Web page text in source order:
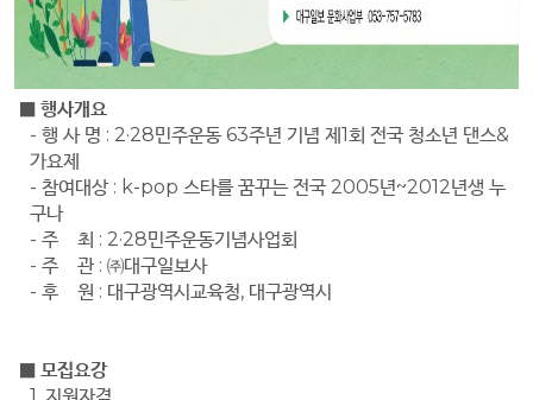
■ 행사개요
- 행 사 명 : 2·28민주운동63주년 기념 제1회 전국 청소년 댄스&
가요제
- 참여대상 : k-pop스타를 꿈꾸는 전국 2005년~2012년생 누
구나
- 주 최 : 2·28민주운동기념사업회
- 주 관 :㈜대구일보사
- 후 원 : 대구광역시교육청, 대구광역시
■ 모집요강